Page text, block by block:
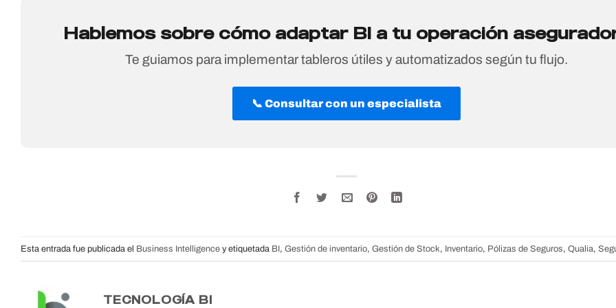
Hablemos sobre cómo adaptar BI a tu operación
Te guiamos para implementar tableros útiles y automatizados según tu flujo.
📞 Consultar con un especialista
Esta entrada fue publicada el Business Intelligence y etiquetada BI, Gestión de inventario, Gestión de Stock, Inventario, Pólizas de Seguros, Qualia,
TECNOLOGÍA BI